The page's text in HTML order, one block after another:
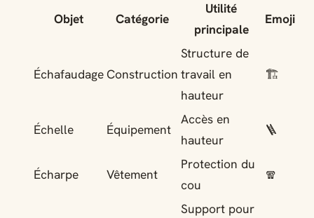
Objet Catégorie
Utilité
principale
Emoji
Échafaudage Construction
Structure de
travail en
hauteur
🏗️
Échelle Équipement
Accès en
hauteur
🪜
Écharpe Vêtement
Protection du
cou
🧣
Support pour